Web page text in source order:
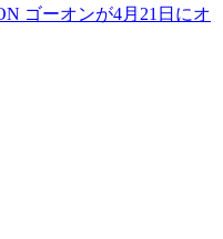
ゴーオンが4月21日にオ